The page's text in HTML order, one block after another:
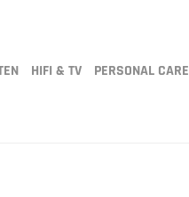
HIFI & TV PERSONAL CARE